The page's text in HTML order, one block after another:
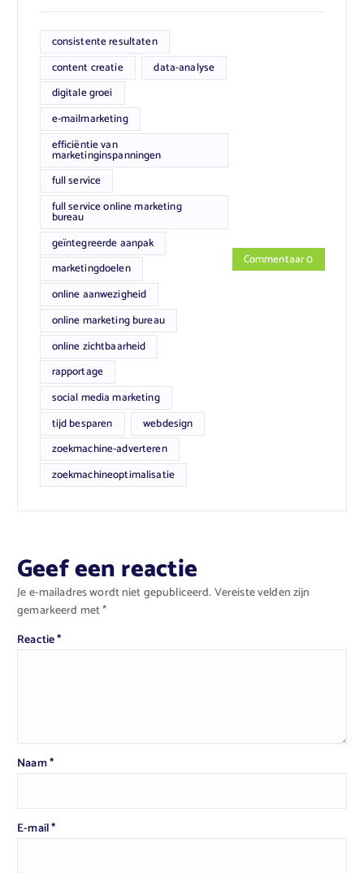
consistente resultaten
content creatie
data-analyse
digitale groei
e-mailmarketing
efficiëntie van
marketinginspanningen
full service
full service online marketing
bureau
geïntegreerde aanpak
marketingdoelen
online aanwezigheid
online marketing bureau
online zichtbaarheid
rapportage
social media marketing
tijd besparen
webdesign
zoekmachine-adverteren
zoekmachineoptimalisatie
Commentaar 0
Geef een reactie
Je e-mailadres wordt niet gepubliceerd. Vereiste velden zijn
gemarkeerd met*
Reactie*
Naam*
E-mail*